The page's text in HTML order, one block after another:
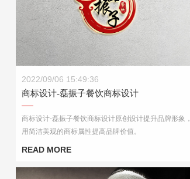
商标设计-磊振子餐饮商标设计
2022/09/06 15:49:36
商标设计-磊振子餐饮商标设计
商标设计-磊振子餐饮商标设计原创设计提升品牌形象，
用简洁美观的商标属性提高品牌价值。
READ MORE